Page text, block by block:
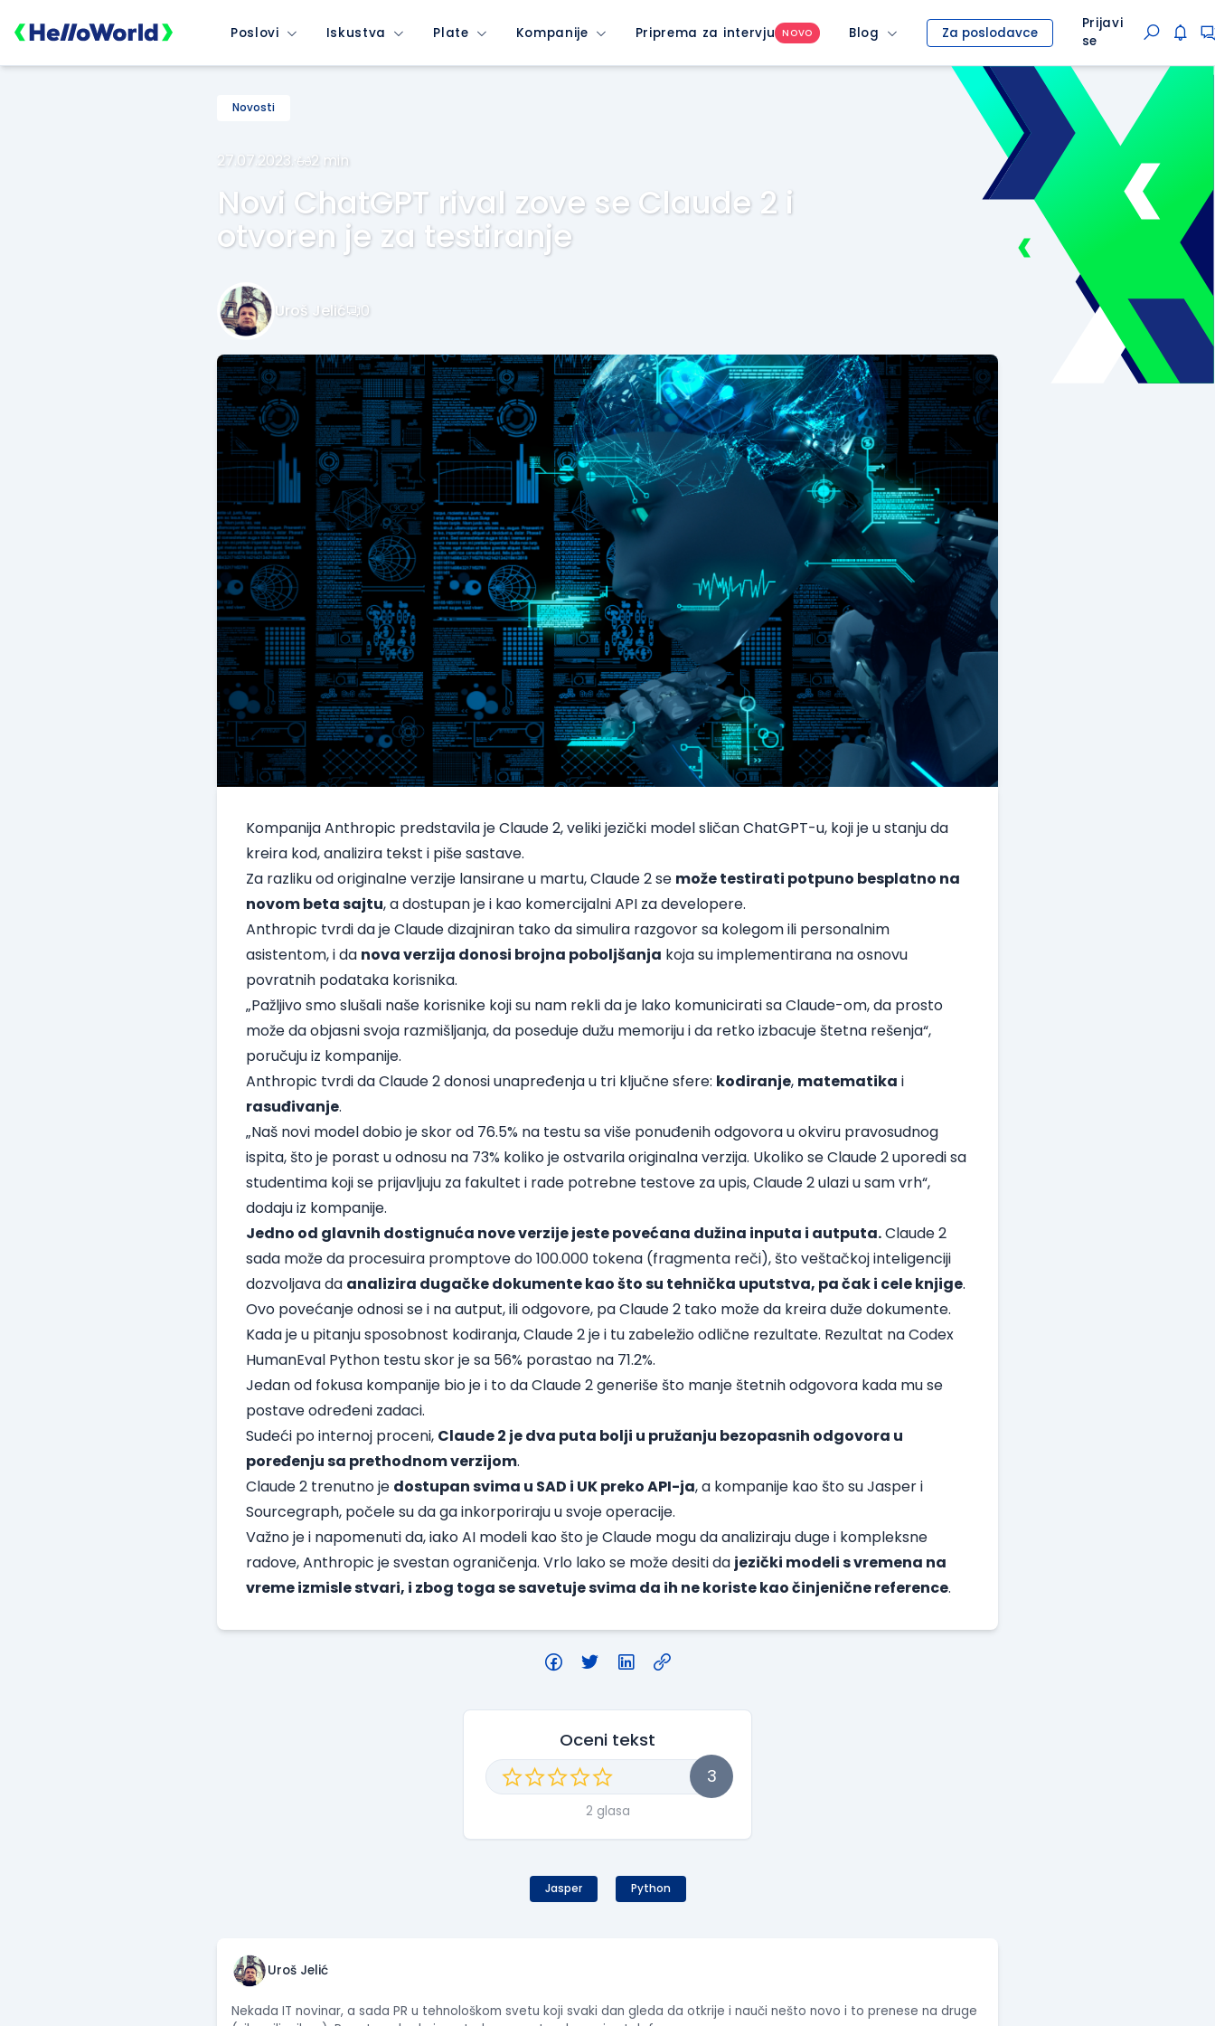
Poslovi Iskustva Plate Kompanije Priprema za intervju NOVO Blog Za poslodavce
Prijavi
se
Novosti
27.07.2023. 2 min
Novi ChatGPT rival zove se Claude 2 i
otvoren je za testiranje
Uroš Jelić 0
Kompanija Anthropic predstavila je Claude 2, veliki jezički model sličanChatGPT-u, koji je u stanju da
kreira kod, analizira tekst i piše sastave.
Za razliku od originalne verzije lansirane u martu, Claude 2 se može testirati potpuno besplatno na
novom beta sajtu, a dostupan je i kao komercijalni API za developere.
Anthropic tvrdi da je Claude dizajniran tako da simulira razgovor sa kolegom ili personalnim
asistentom, i da nova verzija donosi brojna poboljšanja koja su implementirana na osnovu
povratnih podataka korisnika.
„Pažljivo smo slušali naše korisnike koji su nam rekli da je lako komunicirati sa Claude-om, da prosto
može da objasni svoja razmišljanja, da poseduje dužu memoriju i da retko izbacuje štetna rešenja“,
poručuju iz kompanije.
Anthropic tvrdi da Claude 2 donosi unapređenja u tri ključne sfere: kodiranje, matematika i
rasuđivanje.
„Naš novi model dobio je skor od 76.5% na testu sa više ponuđenih odgovora u okviru pravosudnog
ispita, što je porast u odnosu na 73% koliko je ostvarila originalna verzija. Ukoliko se Claude 2 uporedi sa
studentima koji se prijavljuju za fakultet i rade potrebne testove za upis, Claude 2 ulazi u sam vrh“,
dodaju iz kompanije.
Jedno od glavnih dostignuća nove verzije jeste povećana dužina inputa i autputa.Claude 2
sada može da procesuira promptove do 100.000 tokena (fragmenta reči), što veštačkoj inteligenciji
dozvoljava da analizira dugačke dokumente kao što su tehnička uputstva, pa čak i cele knjige.
Ovo povećanje odnosi se i na autput, ili odgovore, pa Claude 2 tako može da kreira duže dokumente.
Kada je u pitanju sposobnost kodiranja, Claude 2 je i tu zabeležio odlične rezultate. Rezultat na Codex
HumanEval Python testu skor je sa 56% porastao na 71.2%.
Jedan od fokusa kompanije bio je i to da Claude 2 generiše što manje štetnih odgovora kada mu se
postave određeni zadaci.
Sudeći po internoj proceni, Claude 2 je dva puta bolji u pružanju bezopasnih odgovora u
poređenju sa prethodnom verzijom.
Claude 2 trenutno je dostupan svima u SAD i UK preko API-ja, a kompanije kao što su Jasper i
Sourcegraph, počele su da ga inkorporiraju u svoje operacije.
Važno je i napomenuti da, iako AI modeli kao što je Claude mogu da analiziraju duge i kompleksne
radove, Anthropic je svestan ograničenja. Vrlo lako se može desiti da jezički modeli s vremena na
vreme izmisle stvari, i zbog toga se savetuje svima da ih ne koriste kao činjenične reference.
Oceni tekst
3
2 glasa
Jasper Python
Uroš Jelić
Nekada IT novinar, a sada PR u tehnološkom svetu koji svaki dan gleda da otkrije i nauči nešto novo i to prenese na druge